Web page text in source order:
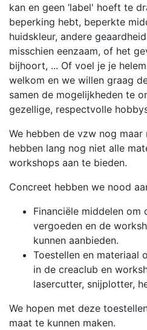
kan en geen ‘label' hoeft te
beperking hebt, beperkte
huidskleur, andere
misschien eenzaam, of het
bijhoort, ... Of voel je je
welkom en we willen graag
samen de mogelijkheden te
gezellige, respectvolle
We hebben de vzw nog
hebben lang nog niet alle
workshops aan te bieden.
Concreet hebben we nood
Financiële middelen om
vergoeden en de
kunnen aanbieden.
Toestellen en materiaal
in de creaclub en
lasercutter, snijplotter,
We hopen met deze
maat te kunnen maken.